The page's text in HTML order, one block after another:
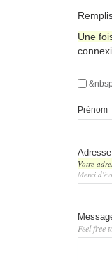
Une
Prénom
Adresse
Votre
Merci
Feel free